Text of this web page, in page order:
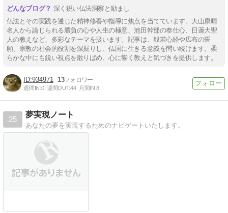
深く鋭い仏法洞察と励まし
仏法とその実践を通じた精神修養や指導に焦点を当てています。大山康晴
名人から論じられる勝負の心や人生の極意、池田幹部の奉仕心、日蓮大聖
人の教えなど、多彩なテーマを扱います。記事は、般若心経や広布の誓
願、宗教の社会的役割を深掘りし、仏国に生きる意義を問い続けます。柔
らかな中にも鋭い視点を散りばめ、心に響く教えと気づきを提供します。
934971 13
週間IN:0 週間OUT:44 月間IN:8
25
夢実現ノート
あなたの夢を実現するためのナビゲートいたします。